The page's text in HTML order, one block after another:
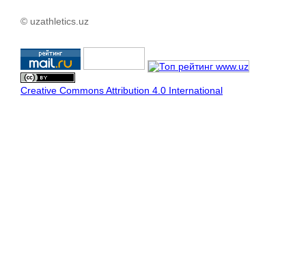
© uzathletics.uz
Creative Commons Attribution 4.0 International